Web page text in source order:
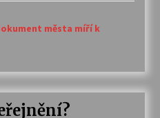
města míří k